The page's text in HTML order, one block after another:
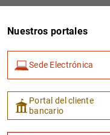
Nuestros portales
Sede Electrónica
Portal del cliente
bancario